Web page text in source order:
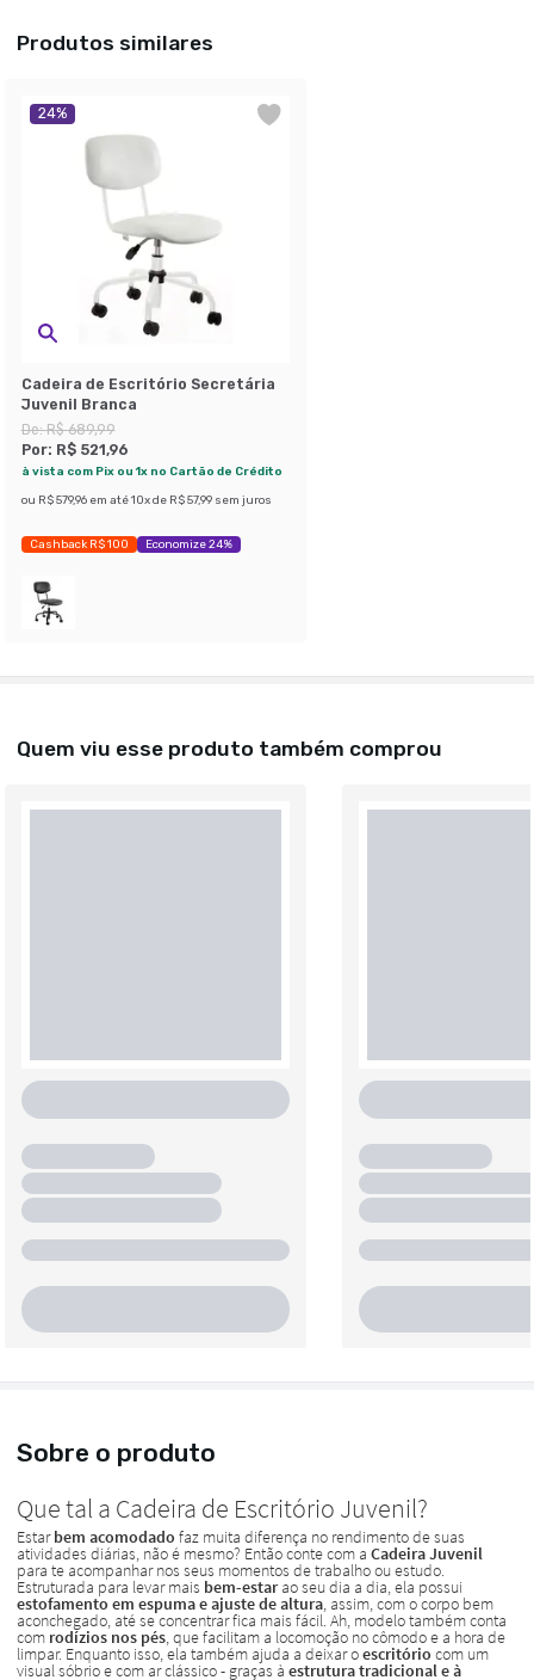
Produtos similares
24%
Cadeira de Escritório Secretária
Juvenil Branca
De:R$ 689,99
Por: R$ 521,96
à vista com Pix ou 1x no Cartão de Crédito
ou R$ 579,96 em até 10x de R$ 57,99 sem juros
Cashback R$ 100 Economize 24%
Quem viu esse produto também comprou
Sobre o produto